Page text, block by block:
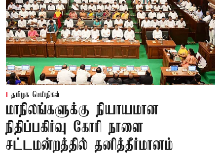
தமிழக செய்திகள்
மாநிலங்களுக்கு நியாயமான
நிதிப்பகிர்வு கோரி நாளை
சட்டமன்றத்தில் தனித்தீர்மானம்